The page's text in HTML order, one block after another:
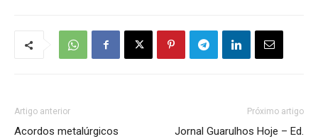
Artigo anterior
Acordos metalúrgicos
Próximo artigo
Jornal Guarulhos Hoje – Ed.